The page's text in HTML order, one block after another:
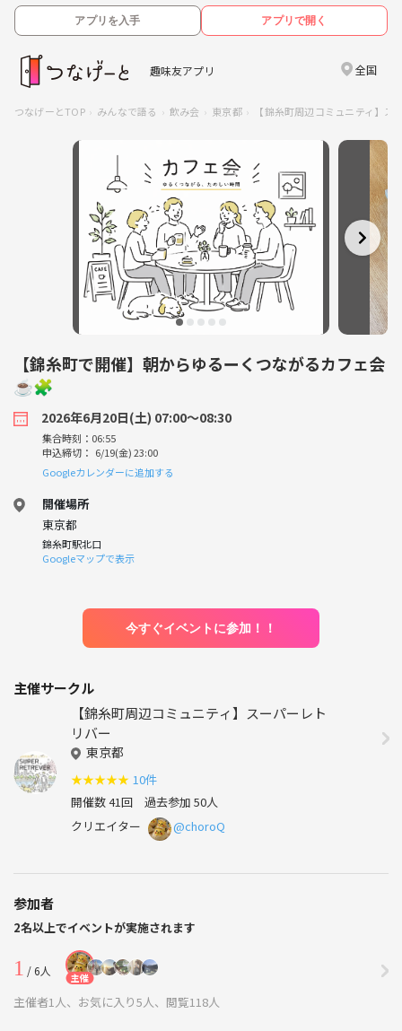
アプリを入手 アプリで開く
趣味友アプリ 全国
つなげーとTOP みんなで語る 飲み会 東京都 【錦糸町周辺コミュニティ】ス
【錦糸町で開催】朝からゆるーくつながるカフェ会
☕️🧩
2026年6月20日(土) 07:00〜08:30
集合時刻：06:55
申込締切： 6/19(金) 23:00
Googleカレンダーに追加する
開催場所
東京都
錦糸町駅北口
Googleマップで表示
今すぐイベントに参加！！
主催サークル
【錦糸町周辺コミュニティ】スーパーレト
リバー
東京都
★★★★★ 10件
開催数 41回 過去参加 50人
クリエイター
@choroQ
参加者
2名以上でイベントが実施されます
1 / 6人 主催
主催者1人、お気に入り5人、閲覧118人